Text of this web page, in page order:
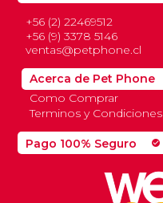
Pago 100% Seguro check_circle
+56 (2) 22469512
+56 (9) 3378 5146
ventas@petphone.cl
Acerca de Pet Phone
Como Comprar
Terminos y Condiciones